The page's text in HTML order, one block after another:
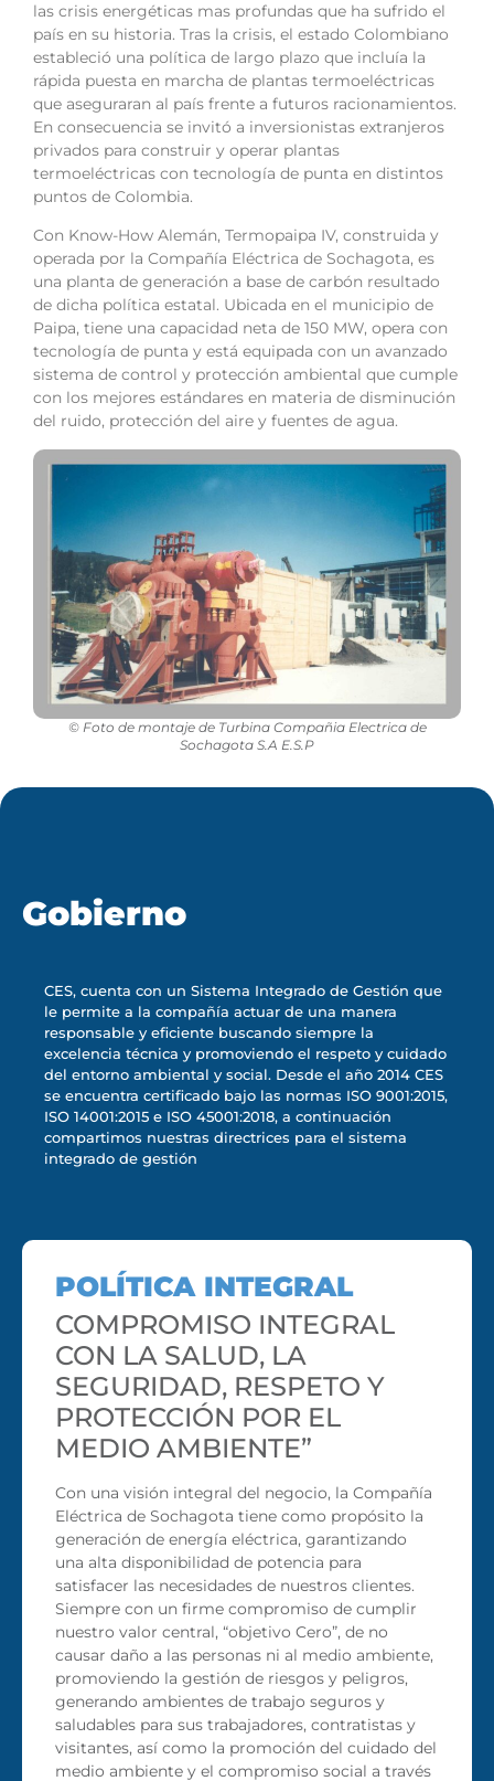
las crisis energéticas mas profundas que ha sufrido el
país en su historia. Tras la crisis, el estado Colombiano
estableció una política de largo plazo que incluía la
rápida puesta en marcha de plantas termoeléctricas
que aseguraran al país frente a futuros racionamientos.
En consecuencia se invitó a inversionistas extranjeros
privados para construir y operar plantas
termoeléctricas con tecnología de punta en distintos
puntos de Colombia.
Con Know-How Alemán, Termopaipa IV, construida y
operada por la Compañía Eléctrica de Sochagota, es
una planta de generación a base de carbón resultado
de dicha política estatal. Ubicada en el municipio de
Paipa, tiene una capacidad neta de 150 MW, opera con
tecnología de punta y está equipada con un avanzado
sistema de control y protección ambiental que cumple
con los mejores estándares en materia de disminución
del ruido, protección del aire y fuentes de agua.
© Foto de montaje de Turbina Compañia Electrica de
Sochagota S.A E.S.P
Gobierno
CES, cuenta con un Sistema Integrado de Gestión que
le permite a la compañía actuar de una manera
responsable y eficiente buscando siempre la
excelencia técnica y promoviendo el respeto y cuidado
del entorno ambiental y social. Desde el año 2014 CES
se encuentra certificado bajo las normas ISO 9001:2015,
ISO 14001:2015 e ISO 45001:2018, a continuación
compartimos nuestras directrices para el sistema
integrado de gestión
POLÍTICA INTEGRAL
COMPROMISO INTEGRAL
CON LA SALUD, LA
SEGURIDAD, RESPETO Y
PROTECCIÓN POR EL
MEDIO AMBIENTE”
Con una visión integral del negocio, la Compañía
Eléctrica de Sochagota tiene como propósito la
generación de energía eléctrica, garantizando
una alta disponibilidad de potencia para
satisfacer las necesidades de nuestros clientes.
Siempre con un firme compromiso de cumplir
nuestro valor central, “objetivo Cero”, de no
causar daño a las personas ni al medio ambiente,
promoviendo la gestión de riesgos y peligros,
generando ambientes de trabajo seguros y
saludables para sus trabajadores, contratistas y
visitantes, así como la promoción del cuidado del
medio ambiente y el compromiso social a través